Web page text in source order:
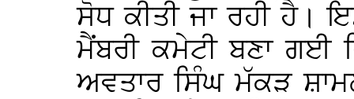
ਸੋਧ ਕੀਤੀ ਜਾ ਰਹੀ ਹੈ।
ਮੈਂਬਰੀ ਕਮੇਟੀ ਬਣਾ ਗਈ
ਅਵਤਾਰ ਸਿੰਘ ਮੱਕੜ